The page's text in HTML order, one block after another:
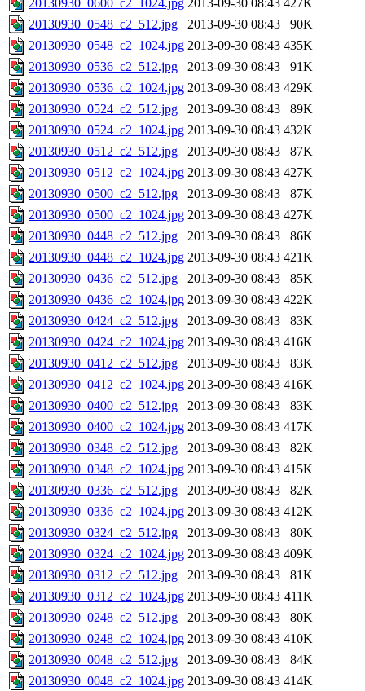
20130930_0600_c2_1024.jpg 2013-09-30 08:43 427K
20130930_0548_c2_512.jpg
2013-09-30 08:43
90K
20130930_0548_c2_1024.jpg 2013-09-30 08:43 435K
20130930_0536_c2_512.jpg
2013-09-30 08:43
91K
20130930_0536_c2_1024.jpg 2013-09-30 08:43 429K
20130930_0524_c2_512.jpg
2013-09-30 08:43
89K
20130930_0524_c2_1024.jpg 2013-09-30 08:43 432K
20130930_0512_c2_512.jpg
2013-09-30 08:43
87K
20130930_0512_c2_1024.jpg 2013-09-30 08:43 427K
20130930_0500_c2_512.jpg
2013-09-30 08:43
87K
20130930_0500_c2_1024.jpg 2013-09-30 08:43 427K
20130930_0448_c2_512.jpg
2013-09-30 08:43
86K
20130930_0448_c2_1024.jpg 2013-09-30 08:43 421K
20130930_0436_c2_512.jpg
2013-09-30 08:43
85K
20130930_0436_c2_1024.jpg 2013-09-30 08:43 422K
20130930_0424_c2_512.jpg
2013-09-30 08:43
83K
20130930_0424_c2_1024.jpg 2013-09-30 08:43 416K
20130930_0412_c2_512.jpg
2013-09-30 08:43
83K
20130930_0412_c2_1024.jpg 2013-09-30 08:43 416K
20130930_0400_c2_512.jpg
2013-09-30 08:43
83K
20130930_0400_c2_1024.jpg 2013-09-30 08:43 417K
20130930_0348_c2_512.jpg
2013-09-30 08:43
82K
20130930_0348_c2_1024.jpg 2013-09-30 08:43 415K
20130930_0336_c2_512.jpg
2013-09-30 08:43
82K
20130930_0336_c2_1024.jpg 2013-09-30 08:43 412K
20130930_0324_c2_512.jpg
2013-09-30 08:43
80K
20130930_0324_c2_1024.jpg 2013-09-30 08:43 409K
20130930_0312_c2_512.jpg
2013-09-30 08:43
81K
20130930_0312_c2_1024.jpg 2013-09-30 08:43 411K
20130930_0248_c2_512.jpg
2013-09-30 08:43
80K
20130930_0248_c2_1024.jpg 2013-09-30 08:43 410K
20130930_0048_c2_512.jpg
2013-09-30 08:43
84K
20130930_0048_c2_1024.jpg 2013-09-30 08:43 414K